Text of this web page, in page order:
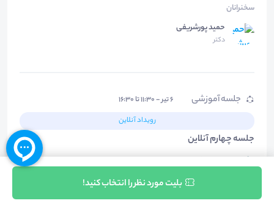
بلیت مورد نظر را انتخاب کنید!
سخنرانان
حمید پورشریفی
دکتر
جلسه آموزشی
۶ تیر - ۱۱:۳۰ تا ۱۶:۳۰
رویداد آنلاین
جلسه چهارم آنلاین
حمید پورشریفی